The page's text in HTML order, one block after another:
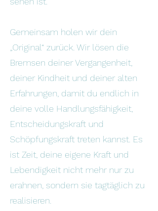
Gemeinsam holen wir dein
„Original“ zurück. Wir lösen die
Bremsen deiner Vergangenheit,
deiner Kindheit und deiner alten
Erfahrungen, damit du endlich in
deine volle Handlungsfähigkeit,
Entscheidungskraft und
Schöpfungskraft treten kannst. Es
ist Zeit, deine eigene Kraft und
Lebendigkeit nicht mehr nur zu
erahnen, sondern sie tagtäglich zu
realisieren.